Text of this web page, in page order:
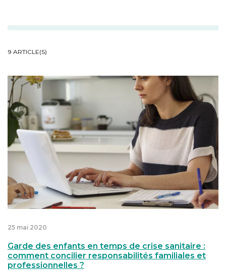
9 ARTICLE(S)
Garde des enfants en temps de crise sanitaire :
25 mai 2020
Garde des enfants en temps de crise sanitaire :
comment concilier responsabilités familiales et
professionnelles ?